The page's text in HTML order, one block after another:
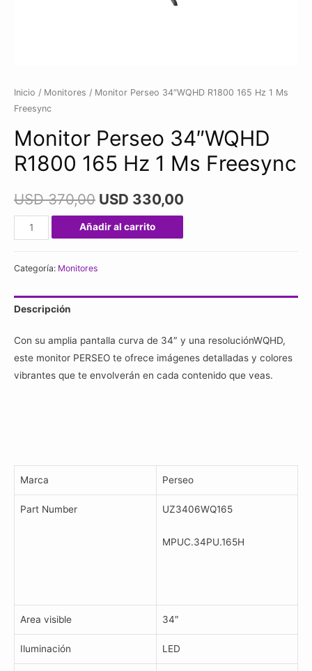
Inicio / Monitores / Monitor Perseo 34″WQHD R1800 165 Hz 1 Ms
Freesync
Monitor Perseo 34″WQHD
R1800 165 Hz 1 Ms Freesync
USD370,00 USD 330,00
Monitor
Perseo
R1800
Hz
Ms
Freesync
cantidad
Añadir al carrito
Categoría: Monitores
Descripción
Con su amplia pantalla curva de 34″ y una resoluciónWQHD,
este monitor PERSEO te ofrece imágenes detalladas y colores
vibrantes que te envolverán en cada contenido que veas.
Marca Perseo
Part Number UZ3406WQ165
MPUC.34PU.165H
Area visible 34″
Iluminación LED